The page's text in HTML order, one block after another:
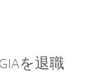
を退職